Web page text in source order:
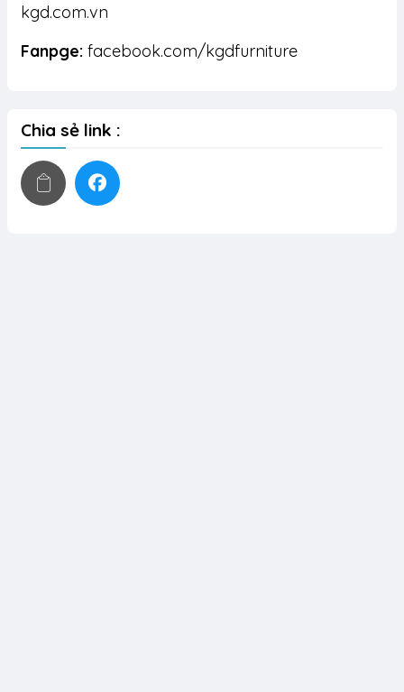
kgd.com.vn
Fanpge: facebook.com/kgdfurniture
Chia sẻ link :